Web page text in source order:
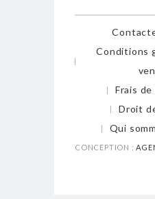
Conditions
Frais
Droit
Qui
CONCEPTION :